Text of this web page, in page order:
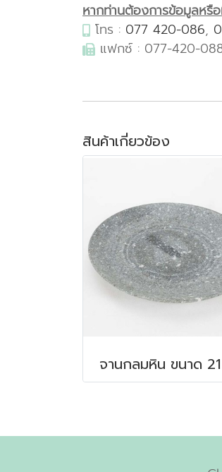
หากท่านต้องการข้อมูลหรื
โทร : 077 420-086,
แฟกซ์ : 077-420-
สินค้าเกี่ยวข้อง
จานกลมหิน ขนาด